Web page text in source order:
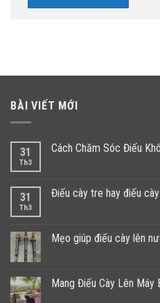
BÀI VIẾT MỚI
31
Th3
Cách Chăm Sóc Điếu
31
Th3
Điếu cày tre hay điếu
Mẹo giúp điếu cày lên
Mang Điếu Cày Lên